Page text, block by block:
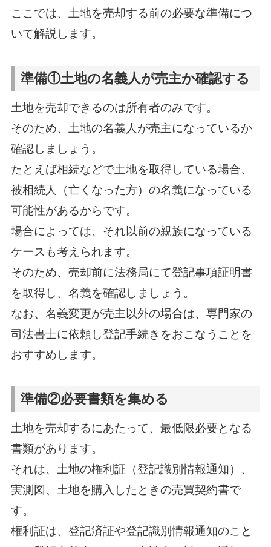
ここでは、土地を売却する前の必要な準備につ
いて解説します。
準備①土地の名義人が売主か確認する
土地を売却できるのは所有者のみです。
そのため、土地の名義人が売主になっているか
確認しましょう。
たとえば相続などで土地を取得している場合、
被相続人（亡くなった方）の名義になっている
可能性があるからです。
場合によっては、それ以前の親族になっている
ケースも考えられます。
そのため、売却前に法務局にて登記事項証明書
を取得し、名義を確認しましょう。
なお、名義変更が売主以外の場合は、専門家の
司法書士に依頼し登記手続きをおこなうことを
おすすめします。
準備②必要書類を集める
土地を売却するにあたって、最低限必要となる
書類があります。
それは、土地の権利証（登記識別情報通知）、
実測図、土地を購入したときの売買契約書で
す。
権利証は、登記済証や登記識別情報通知のこと